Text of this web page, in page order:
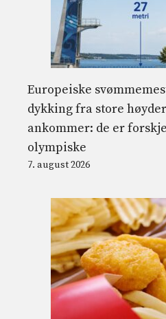
Europeiske
dykking fra store
ankommer: de er
olympiske
7. august 2026